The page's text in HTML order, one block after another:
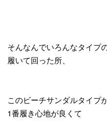
そんなんでいろんなタイプ
履いて回った所、
このビーチサンダルタイプ
1番履き心地が良くて